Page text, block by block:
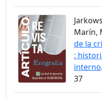
Marín,
de la
:
interno
37